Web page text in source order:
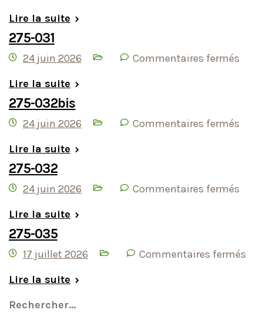
Lire la suite
275-031
24 juin 2026
Commentaires fermés
Lire la suite
275-032bis
24 juin 2026
Commentaires fermés
Lire la suite
275-032
24 juin 2026
Commentaires fermés
Lire la suite
275-035
17 juillet 2026
Commentaires fermés
Lire la suite